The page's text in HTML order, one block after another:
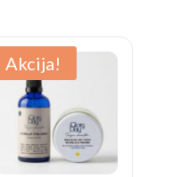
Akcija!